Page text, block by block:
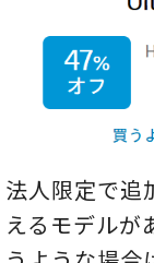
法人限定で追
えるモデルが